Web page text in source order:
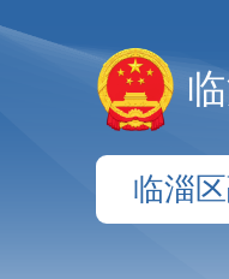
临淄